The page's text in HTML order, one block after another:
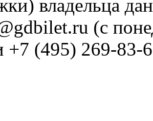
владельца
(с
+7 (495) 269-83-